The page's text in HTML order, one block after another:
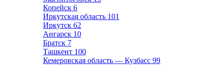
Копейск 6
Иркутская область 101
Иркутск 62
Ангарск 10
Братск 7
Ташкент 100
Кемеровская область — Кузбасс 99